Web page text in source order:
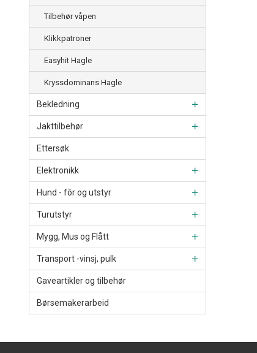
Tilbehør våpen
Klikkpatroner
Easyhit Hagle
Kryssdominans Hagle
Bekledning
Jakttilbehør
Ettersøk
Elektronikk
Hund - fôr og utstyr
Turutstyr
Mygg, Mus og Flått
Transport -vinsj, pulk
Gaveartikler og tilbehør
Børsemakerarbeid